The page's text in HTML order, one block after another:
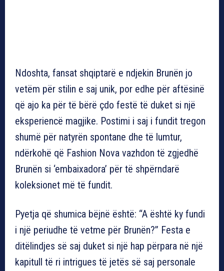
Ndoshta, fansat shqiptarë e ndjekin Brunën jo
vetëm për stilin e saj unik, por edhe për aftësinë
që ajo ka për të bërë çdo festë të duket si një
eksperiencë magjike. Postimi i saj i fundit tregon
shumë për natyrën spontane dhe të lumtur,
ndërkohë që Fashion Nova vazhdon të zgjedhë
Brunën si ‘embaixadora’ për të shpërndarë
koleksionet më të fundit.
Pyetja që shumica bëjnë është: “A është ky fundi
i një periudhe të vetme për Brunën?” Festa e
ditëlindjes së saj duket si një hap përpara në një
kapitull të ri intrigues të jetës së saj personale